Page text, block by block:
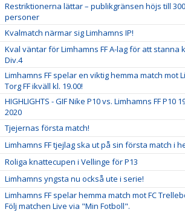
Restriktionerna lättar – publikgränsen höjs till 300
personer
Kvalmatch närmar sig Limhamns IP!
Kval väntar för Limhamns FF A-lag för att stanna
Div.4
Limhamns FF spelar en viktig hemma match mot
Torg FF ikväll kl. 19.00!
HIGHLIGHTS - GIF Nike P10 vs. Limhamns FF P10
2020
Tjejernas första match!
Limhamns FF tjejlag ska ut på sin första match i
Roliga knattecupen i Vellinge för P13
Limhamns yngsta nu också ute i serie!
Limhamns FF spelar hemma match mot FC
Följ matchen Live via "Min Fotboll".